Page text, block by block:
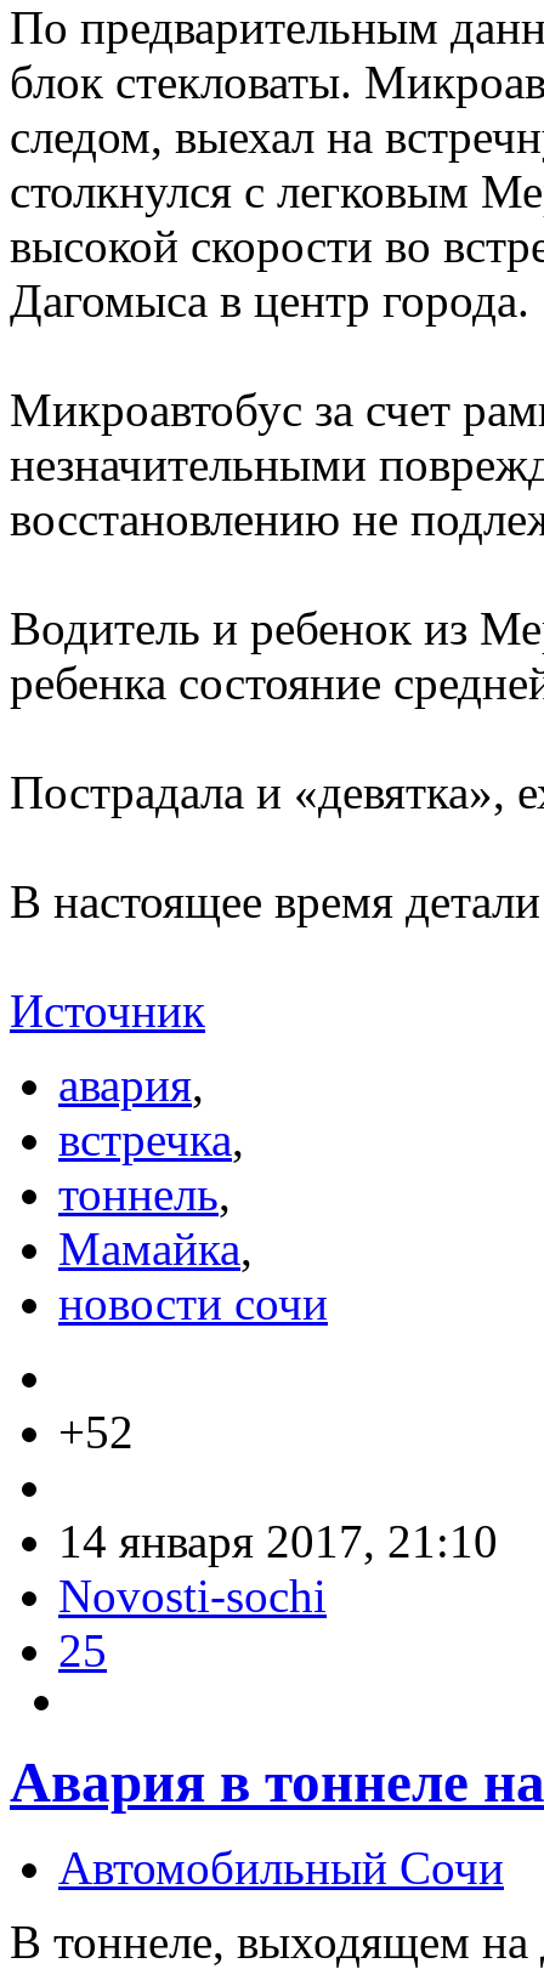
По предварительным
блок стекловаты.
следом, выехал на
столкнулся с легковым
высокой скорости во
Дагомыса в центр города.
Микроавтобус за счет
незначительными
восстановлению не
Водитель и ребенок из
ребенка состояние
Пострадала и «девятка»,
В настоящее время
Источник
авария,
встречка,
тоннель,
Мамайка,
новости сочи
+52
14 января 2017, 21:10
Novosti-sochi
25
Авария в тоннеле
Автомобильный Сочи
В тоннеле, выходящем на